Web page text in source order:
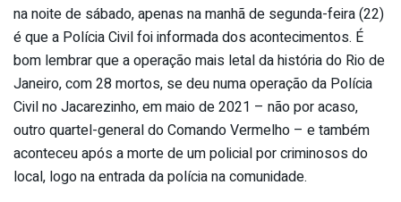
na noite de sábado, apenas na manhã de segunda-feira (22)
é que a Polícia Civil foi informada dos acontecimentos. É
bom lembrar que a operação mais letal da história do Rio de
Janeiro, com 28 mortos, se deu numa operação da Polícia
Civil no Jacarezinho, em maio de 2021 – não por acaso,
outro quartel-general do Comando Vermelho – e também
aconteceu após a morte de um policial por criminosos do
local, logo na entrada da polícia na comunidade.